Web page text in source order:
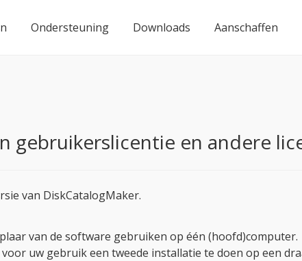
Ondersteuning Downloads Aanschaffen
gebruikerslicentie en andere
van DiskCatalogMaker.
van de software gebruiken op één (hoofd)computer.
uw gebruik een tweede installatie te doen op een